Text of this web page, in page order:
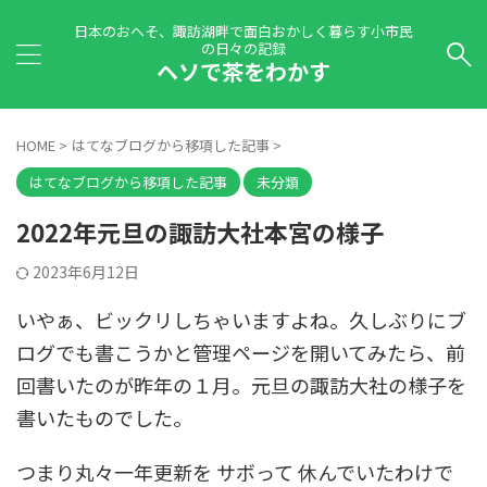
日本のおへそ、諏訪湖畔で面白おかしく暮らす小市民
の日々の記録
ヘソで茶をわかす
HOME > はてなブログから移項した記事 >
はてなブログから移項した記事
未分類
2022年元旦の諏訪大社本宮の様子
2023年6月12日
いやぁ、ビックリしちゃいますよね。久しぶりにブ
ログでも書こうかと管理ページを開いてみたら、前
回書いたのが昨年の１月。元旦の諏訪大社の様子を
書いたものでした。
つまり丸々一年更新を サボって 休んでいたわけで